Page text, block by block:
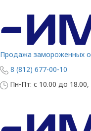
Продажа замороженных
8 (812) 677-00-10
Пн-Пт: с 10.00 до